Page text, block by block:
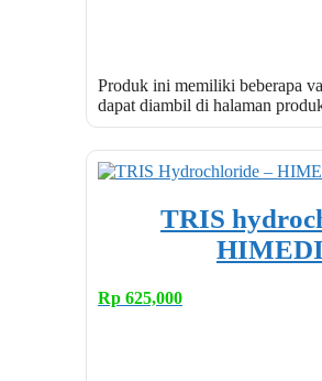
Produk ini memiliki beberapa
dapat diambil di halaman
TRIS
Rp 625,000